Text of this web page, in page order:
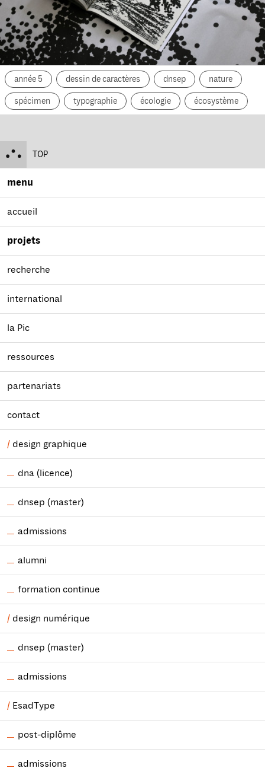
année 5 dessin de caractères dnsep nature
spécimen typographie écologie écosystème
TOP
menu
accueil
projets
recherche
international
la Pic
ressources
partenariats
contact
design graphique
dna (licence)
dnsep (master)
admissions
alumni
formation continue
design numérique
dnsep (master)
admissions
EsadType
post-diplôme
admissions